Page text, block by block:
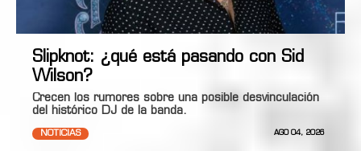
Slipknot: ¿qué está pasando con Sid
Wilson?
Crecen los rumores sobre una posible desvinculación
del histórico DJ de la banda.
NOTICIAS AGO 04, 2026